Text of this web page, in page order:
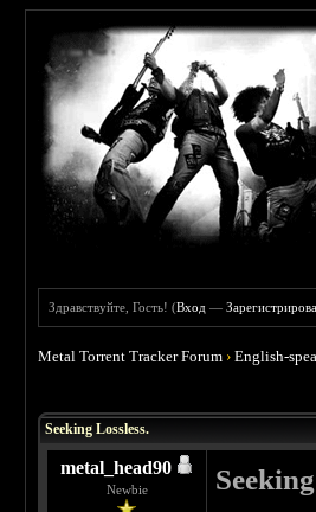
Здравствуйте, Гость! (Вход —
Metal Torrent Tracker Forum ›English-
Seeking Lossless.
metal_head90
Newbie